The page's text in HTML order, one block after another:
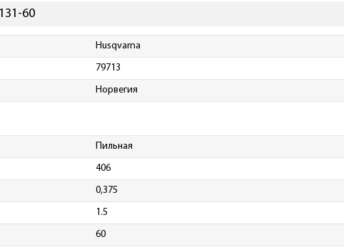
60
Husqvarna
79713
Норвегия
Пильная
406
0,375
1.5
60